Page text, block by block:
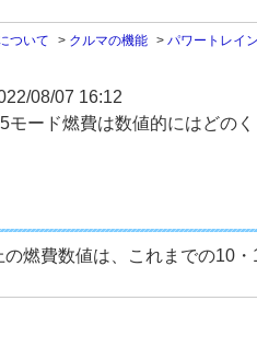
ついて > クルマの機能 > パワートレイ
08/07 16:12
モード燃費は数値的にはどの
燃費数値は、これまでの10